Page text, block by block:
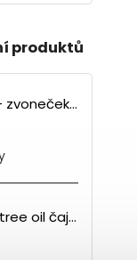
produktů
Sada vykrajovátek - zvoneček (3ks)
Bylinná mast - Tea tree oil čajovník (150ml)